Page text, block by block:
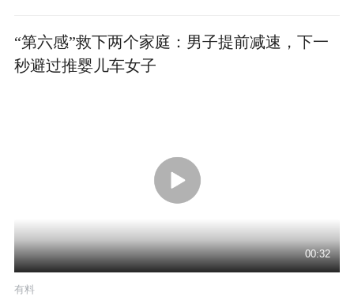
“第六感”救下两个家庭：男子提前减速，下一
秒避过推婴儿车女子
00:32
有料